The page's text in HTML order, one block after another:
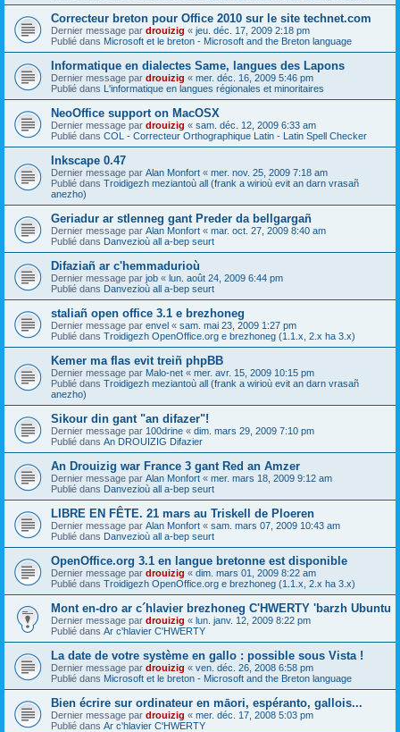
Correcteur breton pour Office 2010 sur le site technet.com
Dernier message par drouizig « jeu. déc. 17, 2009 2:18 pm
Publié dans Microsoft et le breton - Microsoft and the Breton language
Informatique en dialectes Same, langues des Lapons
Dernier message par drouizig « mer. déc. 16, 2009 5:46 pm
Publié dans L'informatique en langues régionales et minoritaires
NeoOffice support on MacOSX
Dernier message par drouizig « sam. déc. 12, 2009 6:33 am
Publié dans COL - Correcteur Orthographique Latin - Latin Spell Checker
Inkscape 0.47
Dernier message par Alan Monfort « mer. nov. 25, 2009 7:18 am
Publié dans Troidigezh meziantoù all (frank a wirioù evit an darn vrasañ
anezho)
Geriadur ar stlenneg gant Preder da bellgargañ
Dernier message par Alan Monfort « mar. oct. 27, 2009 8:40 am
Publié dans Danvezioù all a-bep seurt
Difaziañ ar c'hemmadurioù
Dernier message par job « lun. août 24, 2009 6:44 pm
Publié dans Danvezioù all a-bep seurt
staliañ open office 3.1 e brezhoneg
Dernier message par envel « sam. mai 23, 2009 1:27 pm
Publié dans Troidigezh OpenOffice.org e brezhoneg (1.1.x, 2.x ha 3.x)
Kemer ma flas evit treiñ phpBB
Dernier message par Malo-net « mer. avr. 15, 2009 10:15 pm
Publié dans Troidigezh meziantoù all (frank a wirioù evit an darn vrasañ
anezho)
Sikour din gant "an difazer"!
Dernier message par 100drine « dim. mars 29, 2009 7:10 pm
Publié dans An DROUIZIG Difazier
An Drouizig war France 3 gant Red an Amzer
Dernier message par Alan Monfort « mer. mars 18, 2009 9:12 am
Publié dans Danvezioù all a-bep seurt
LIBRE EN FÊTE. 21 mars au Triskell de Ploeren
Dernier message par Alan Monfort « sam. mars 07, 2009 10:43 am
Publié dans Danvezioù all a-bep seurt
OpenOffice.org 3.1 en langue bretonne est disponible
Dernier message par drouizig « dim. mars 01, 2009 8:22 am
Publié dans Troidigezh OpenOffice.org e brezhoneg (1.1.x, 2.x ha 3.x)
Mont en-dro ar c´hlavier brezhoneg C'HWERTY 'barzh Ubuntu
Dernier message par drouizig « lun. janv. 12, 2009 8:22 pm
Publié dans Ar c'hlavier C'HWERTY
La date de votre système en gallo : possible sous Vista !
Dernier message par drouizig « ven. déc. 26, 2008 6:58 pm
Publié dans Microsoft et le breton - Microsoft and the Breton language
Bien écrire sur ordinateur en māori, espéranto, gallois...
Dernier message par drouizig « mer. déc. 17, 2008 5:03 pm
Publié dans Ar c'hlavier C'HWERTY